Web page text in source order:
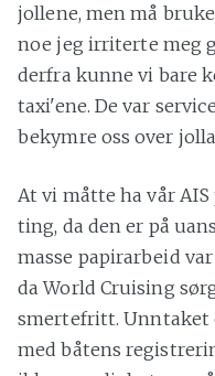
jollene, men må
noe jeg irriterte meg
derfra kunne vi bare
taxi'ene. De var
bekymre oss over
At vi måtte ha vår
ting, da den er på
masse papirarbeid
da World Cruising
smertefritt. Unntaket
med båtens